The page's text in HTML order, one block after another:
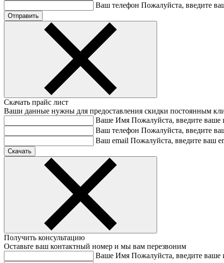
Ваш телефон Пожалуйста, введите
Скачать прайс лист
Ваши данные нужны для предоставления скидки постоянным
Ваше Имя Пожалуйста, введите ваше
Ваш телефон Пожалуйста, введите
Ваш email Пожалуйста, введите ваш
Получить консультацию
Оставьте ваш контактный номер и мы вам перезвоним
Ваше Имя Пожалуйста, введите ваше